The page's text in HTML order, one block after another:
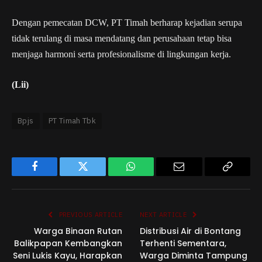
Dengan pemecatan DCW, PT Timah berharap kejadian serupa
tidak terulang di masa mendatang dan perusahaan tetap bisa
menjaga harmoni serta profesionalisme di lingkungan kerja.
(Lii)
Bpjs PT Timah Tbk
Facebook Twitter WhatsApp
PREVIOUS ARTICLE
Warga Binaan Rutan
Balikpapan Kembangkan
Seni Lukis Kayu, Harapkan
NEXT ARTICLE
Distribusi Air di Bontang
Terhenti Sementara,
Warga Diminta Tampung